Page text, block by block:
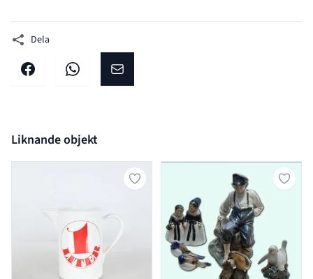
Dela
Dela på facebookDela på WhatsAppDela på E-post
Liknande objekt